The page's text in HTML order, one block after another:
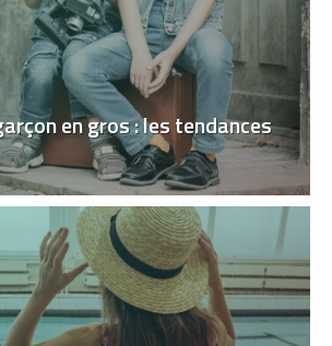
en gros : les tendances